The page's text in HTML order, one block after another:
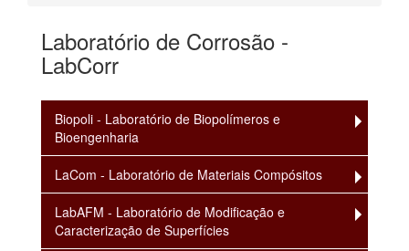
Laboratório de Corrosão -
LabCorr
Biopoli - Laboratório de Biopolímeros e
Bioengenharia
LaCom - Laboratório de Materiais Compósitos
LabAFM - Laboratório de Modificação e
Caracterização de Superfícies